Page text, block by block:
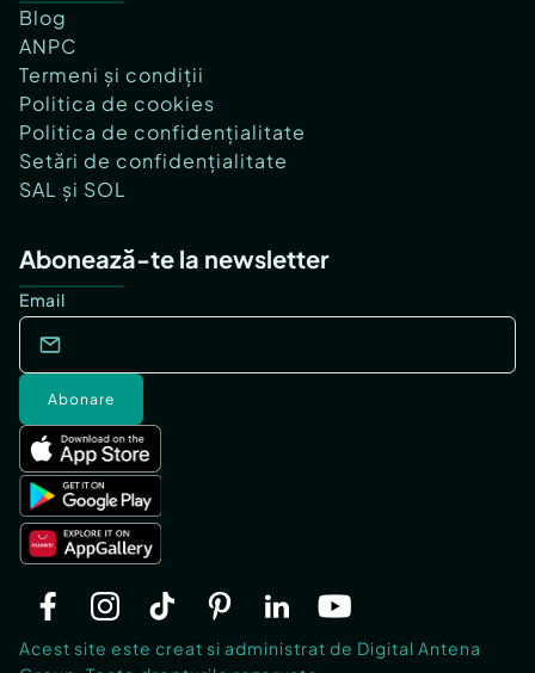
Blog
ANPC
Termeni și condiții
Politica de cookies
Politica de confidențialitate
Setări de confidențialitate
SAL și SOL
Abonează-te la newsletter
Email
Abonare
Acest site este creat si administrat de Digital Antena